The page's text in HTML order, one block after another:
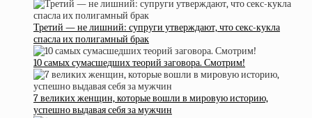
Третий — не лишний: супруги утверждают, что секс-кукла
спасла их полигамный брак
10 самых сумасшедших теорий заговора. Смотрим!
7 великих женщин, которые вошли в мировую историю,
успешно выдавая себя за мужчин